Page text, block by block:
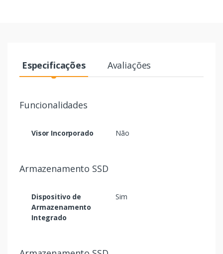
Especificações Avaliações
Funcionalidades
Visor Incorporado Não
Armazenamento SSD
Dispositivo de
Armazenamento
Integrado
Sim